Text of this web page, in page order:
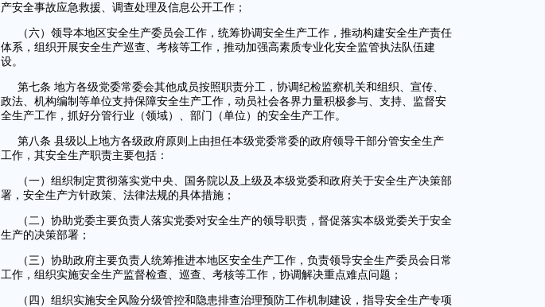
产安全事故应急救援、调查处理及信息公开工作；
（六）领导本地区安全生产委员会工作，统筹协调安全生产工作，推动构建安全生产责任
体系，组织开展安全生产巡查、考核等工作，推动加强高素质专业化安全监管执法队伍建
设。
第七条 地方各级党委常委会其他成员按照职责分工，协调纪检监察机关和组织、宣传、
政法、机构编制等单位支持保障安全生产工作，动员社会各界力量积极参与、支持、监督安
全生产工作，抓好分管行业（领域）、部门（单位）的安全生产工作。
第八条 县级以上地方各级政府原则上由担任本级党委常委的政府领导干部分管安全生产
工作，其安全生产职责主要包括：
（一）组织制定贯彻落实党中央、国务院以及上级及本级党委和政府关于安全生产决策部
署，安全生产方针政策、法律法规的具体措施；
（二）协助党委主要负责人落实党委对安全生产的领导职责，督促落实本级党委关于安全
生产的决策部署；
（三）协助政府主要负责人统筹推进本地区安全生产工作，负责领导安全生产委员会日常
工作，组织实施安全生产监督检查、巡查、考核等工作，协调解决重点难点问题；
（四）组织实施安全风险分级管控和隐患排查治理预防工作机制建设，指导安全生产专项